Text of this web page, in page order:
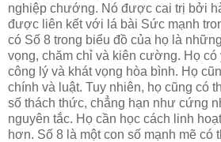
nghiệp chướng. Nó được cai trị bởi
được liên kết với lá bài Sức mạnh
có Số 8 trong biểu đồ của họ là
vọng, chăm chỉ và kiên cường. Họ có
công lý và khát vọng hòa bình. Họ
chính và luật. Tuy nhiên, họ cũng có
số thách thức, chẳng hạn như cứng
nguyên tắc. Họ cần học cách linh
hơn. Số 8 là một con số mạnh mẽ có